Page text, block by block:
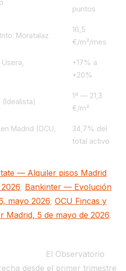
puntos
Moratalaz
16,5
€/m²/mes
+17% a
+20%
(Idealista)
1ª — 21,3
€/m²
Madrid (OCU,
34,7% del
total activo
— Alquiler pisos Madrid
; Bankinter — Evolución
mayo 2026; OCU Fincas y
Madrid, 5 de mayo de 2026.
El Observatorio
desde el primer trimestre